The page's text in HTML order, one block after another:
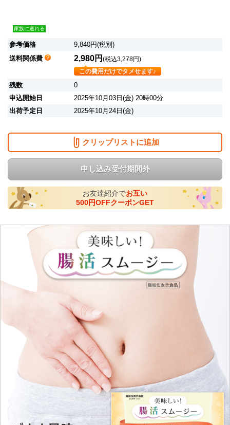
家族に送れる
参考価格
9,840円(税別)
送料関係費
2,980円 (税込3,278円)
この費用だけでタメせます♪
残数
0
申込開始日
2025年10月03日(金) 20時00分
出荷予定日
2025年10月24日(金)
クリップリストに追加
申し込み受付期間外
お友達紹介でお互い
500円OFFクーポンGET